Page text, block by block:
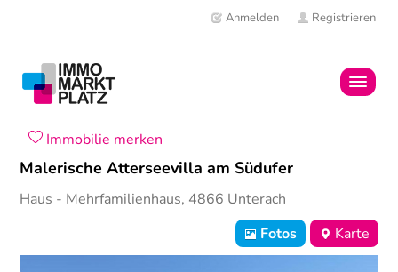
Anmelden Registrieren
Mitglieder
Immobilie merken
Malerische Atterseevilla am Südufer
Haus - Mehrfamilienhaus, 4866 Unterach
Fotos
Karte